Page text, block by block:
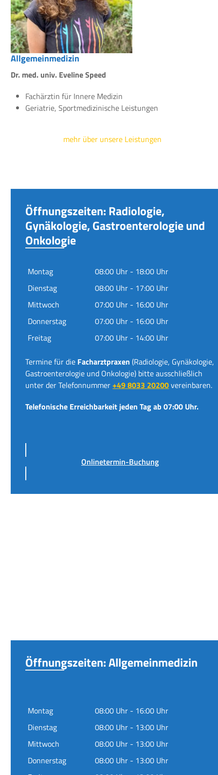
Allgemeinmedizin
Dr. med. univ. Eveline Speed
Fachärztin für Innere Medizin
Geriatrie, Sportmedizinische Leistungen
mehr über unsere Leistungen
Öffnungszeiten: Radiologie,
Gynäkologie, Gastroenterologie und
Onkologie
Montag
08:00 Uhr - 18:00 Uhr
Dienstag
08:00 Uhr - 17:00 Uhr
Mittwoch
07:00 Uhr - 16:00 Uhr
Donnerstag
07:00 Uhr - 16:00 Uhr
Freitag
07:00 Uhr - 14:00 Uhr
Termine für die Facharztpraxen (Radiologie, Gynäkologie,
Gastroenterologie und Onkologie) bitte ausschließlich
unter der Telefonnummer+49 8033 20200vereinbaren.
Telefonische Erreichbarkeit jeden Tag ab 07:00 Uhr.
Onlinetermin-Buchung
Öffnungszeiten: Allgemeinmedizin
Montag
08:00 Uhr - 16:00 Uhr
Dienstag
08:00 Uhr - 13:00 Uhr
Mittwoch
08:00 Uhr - 13:00 Uhr
Donnerstag
08:00 Uhr - 13:00 Uhr